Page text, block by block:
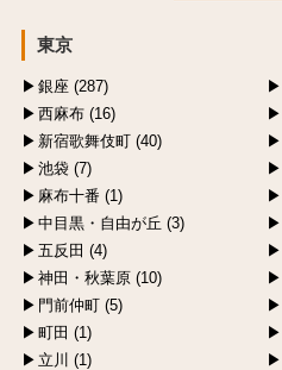
東京
銀座 (287)
西麻布 (16)
新宿歌舞伎町 (40)
池袋 (7)
麻布十番 (1)
中目黒・自由が丘 (3)
五反田 (4)
神田・秋葉原 (10)
門前仲町 (5)
町田 (1)
立川 (1)